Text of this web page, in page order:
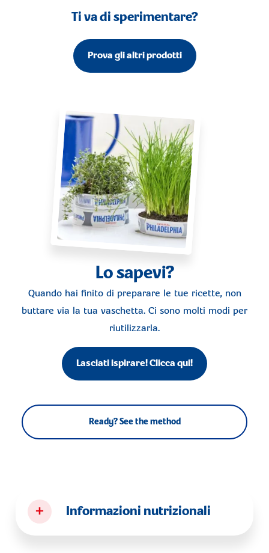
Ti va di sperimentare?
Prova gli altri prodotti
Lo sapevi?
Quando hai finito di preparare le tue ricette, non
buttare via la tua vaschetta. Ci sono molti modi per
riutilizzarla.
Lasciati ispirare! Clicca qui!
Ready? See the method
+ Informazioni nutrizionali